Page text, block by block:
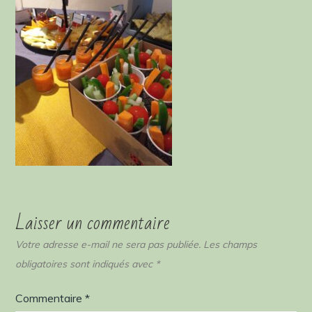
Laisser un commentaire
Votre adresse e-mail ne sera pas publiée. Les champs
obligatoires sont indiqués avec *
Commentaire*